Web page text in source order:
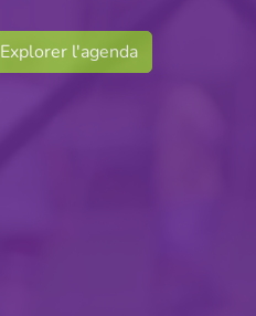
Explorer l'agenda